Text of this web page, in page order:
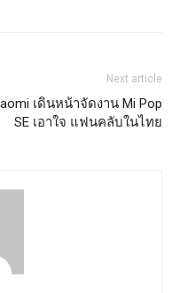
Next article
เดินหน้าจัดงาน Mi Pop
SE เอาใจ แฟนคลับในไทย